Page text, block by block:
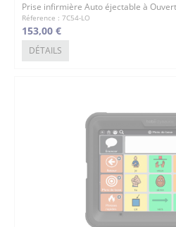
Prise infirmière Auto éjectable à
Réference : 7C54-LO
153,00 €
DÉTAILS